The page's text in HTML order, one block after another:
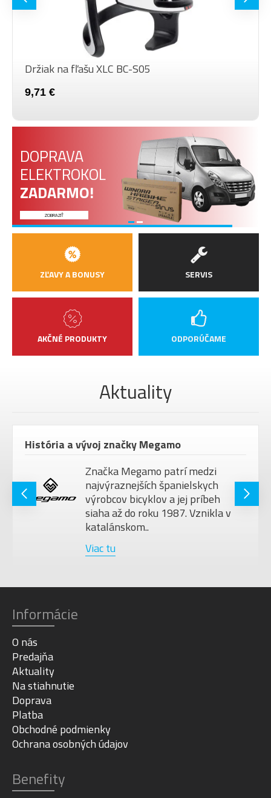
Držiak na fľašu XLC BC-S05
9,71 €
DOPRAVA
ELEKTROKOL
ZADARMO!
ZOBRAZIŤ
ZĽAVY A BONUSY
AKČNÉ PRODUKTY
SERVIS
ODPORÚČAME
Aktuality
História a vývoj značky Megamo
Značka Megamo patrí medzi
najvýraznejších španielskych
výrobcov bicyklov a jej príbeh
siaha až do roku 1987. Vznikla v
katalánskom..
Viac tu
Informácie
O nás
Predajňa
Aktuality
Na stiahnutie
Doprava
Platba
Obchodné podmienky
Ochrana osobných údajov
Benefity